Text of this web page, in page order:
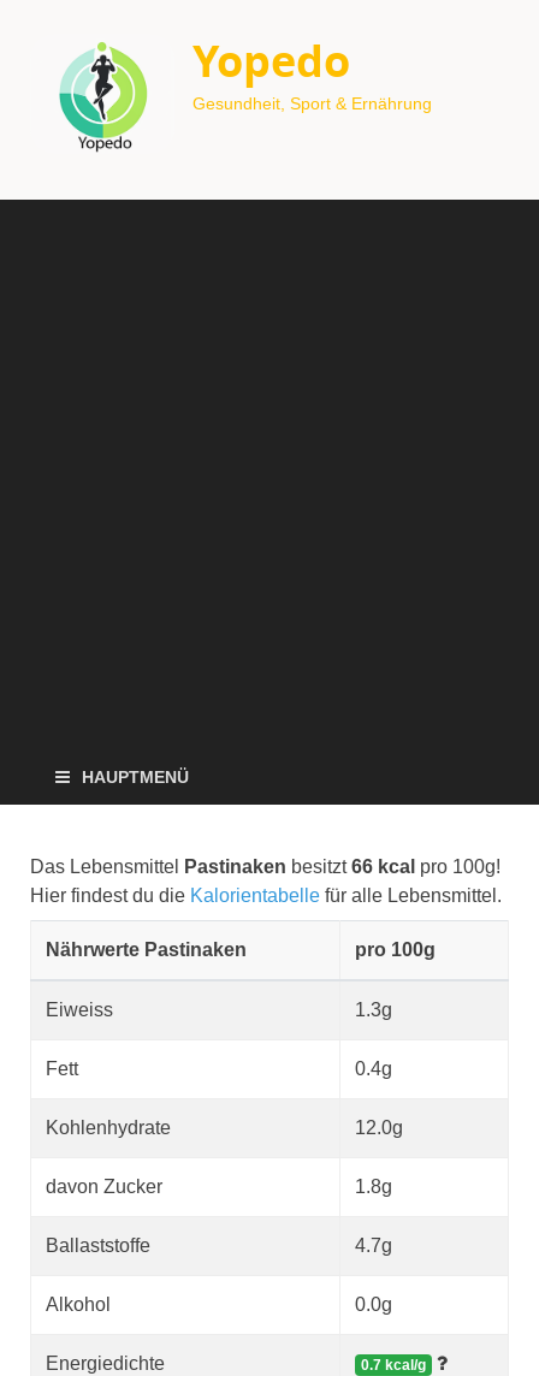
Yopedo
Gesundheit, Sport & Ernährung
HAUPTMENÜ
Das Lebensmittel Pastinaken besitzt66 kcal pro 100g!
Hier findest du die Kalorientabelle für alle Lebensmittel.
Nährwerte Pastinaken pro 100g
Eiweiss 1.3g
Fett 0.4g
Kohlenhydrate 12.0g
davon Zucker 1.8g
Ballaststoffe 4.7g
Alkohol 0.0g
Energiedichte 0.7 kcal/g